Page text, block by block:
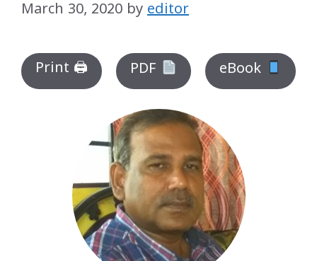
March 30, 2020 by editor
Print 🖨 PDF eBook